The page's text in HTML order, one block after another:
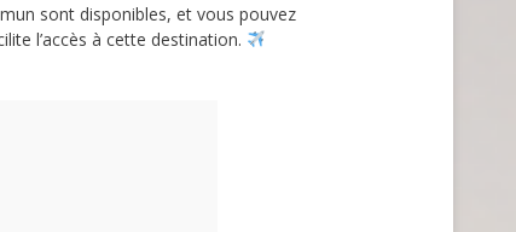
sont disponibles, et vous pouvez
l’accès à cette destination.